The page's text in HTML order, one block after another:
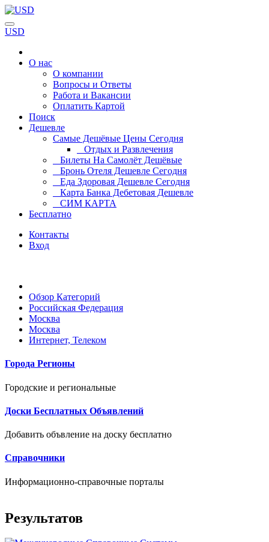
USD
О нас
О компании
Вопросы и Ответы
Работа и Вакансии
Оплатить Картой
Поиск
Дешевле
Самые Дешёвые Цены Сегодня
Отдых и Развлечения
Билеты На Самолёт Дешёвые
Бронь Отеля Дешевле Сегодня
Еда Здоровая Дешевле Сегодня
Карта Банка Дебетовая Дешевле
СИМ КАРТА
Бесплатно
Контакты
Вход
Обзор Категорий
Российская Федерация
Москва
Москва
Интернет, Телеком
Города Регионы
Городские и региональные
Доски Бесплатных Объявлений
Добавить объвление на доску бесплатно
Справочники
Информационно-справочные порталы
Результатов